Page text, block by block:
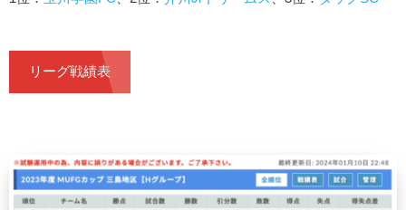
リーグ戦績表